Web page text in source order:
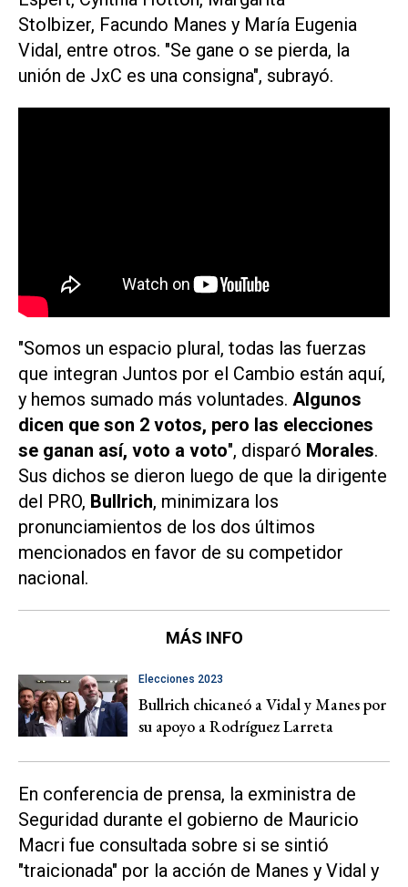
Stolbizer, Facundo Manes y María Eugenia
Vidal, entre otros. "Se gane o se pierda, la
unión de JxC es una consigna", subrayó.
"Somos un espacio plural, todas las fuerzas
que integran Juntos por el Cambio están aquí,
y hemos sumado más voluntades. Algunos
dicen que son 2 votos, pero las elecciones
se ganan así, voto a voto", disparó Morales.
Sus dichos se dieron luego de que la dirigente
del PRO, Bullrich, minimizara los
pronunciamientos de los dos últimos
mencionados en favor de su competidor
nacional.
MÁS INFO
Elecciones 2023
Bullrich chicaneó a Vidal y Manes por
su apoyo a Rodríguez Larreta
En conferencia de prensa, la exministra de
Seguridad durante el gobierno de Mauricio
Macri fue consultada sobre si se sintió
"traicionada" por la acción de Manes y Vidal y